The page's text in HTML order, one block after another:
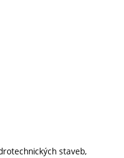
staveb,